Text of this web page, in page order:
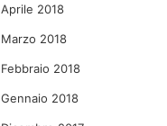
Aprile 2018
Marzo 2018
Febbraio 2018
Gennaio 2018